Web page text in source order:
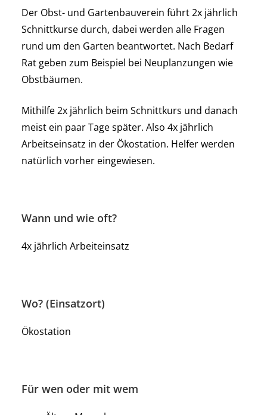
Der Obst- und Gartenbauverein führt 2x jährlich
Schnittkurse durch, dabei werden alle Fragen
rund um den Garten beantwortet. Nach Bedarf
Rat geben zum Beispiel bei Neuplanzungen wie
Obstbäumen.
Mithilfe 2x jährlich beim Schnittkurs und danach
meist ein paar Tage später. Also 4x jährlich
Arbeitseinsatz in der Ökostation. Helfer werden
natürlich vorher eingewiesen.
Wann und wie oft?
4x jährlich Arbeiteinsatz
Wo? (Einsatzort)
Ökostation
Für wen oder mit wem